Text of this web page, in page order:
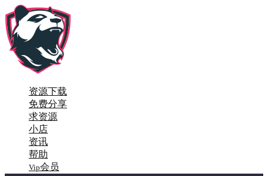
资源下载
免费分享
求资源
小店
资讯
帮助
Vip会员